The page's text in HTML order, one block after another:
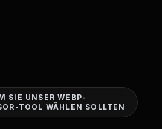
SIE UNSER WEBP-
TOOL WÄHLEN SOLLTEN